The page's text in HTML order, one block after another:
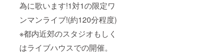
為に歌います!1対1の限定ワ
ンマンライブ!(約120分程度)
※都内近郊のスタジオもしく
はライブハウスでの開催。